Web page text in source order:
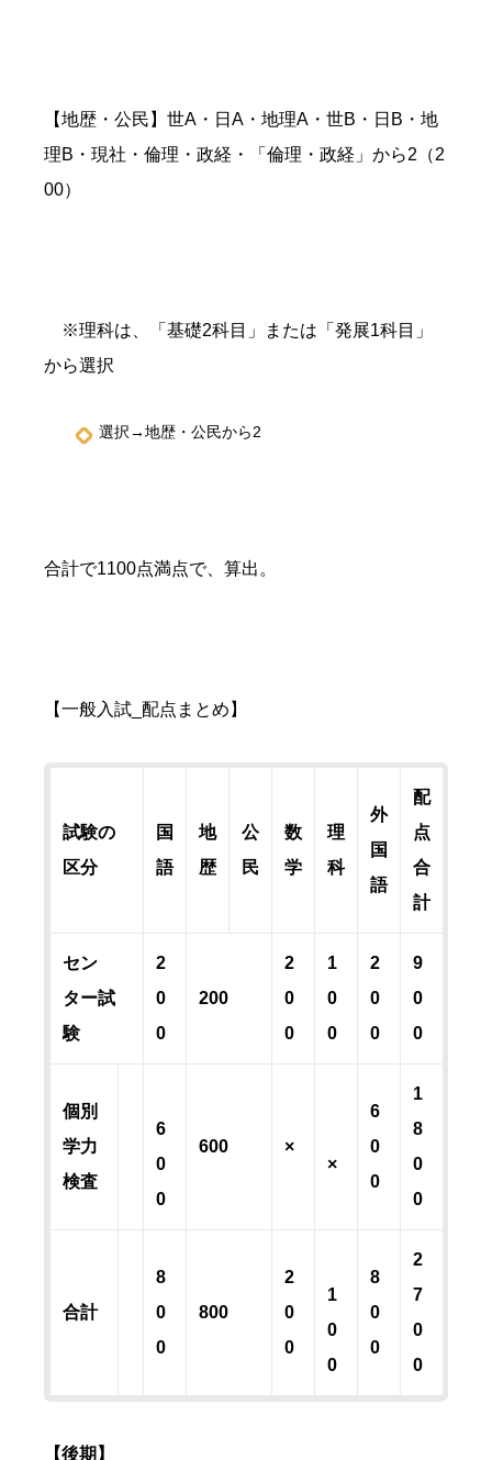
【地歴・公民】世A・日A・地理A・世B・日B・地
理B・現社・倫理・政経・「倫理・政経」から2（2
00）
※理科は、「基礎2科目」または「発展1科目」
から選択
選択→地歴・公民から2
合計で1100点満点で、算出。
【一般入試_配点まとめ】
試験の
区分
国
語
地
歴
公
民
数
学
理
科
外
国
語
配
点
合
計
セン
ター試
験
2
0
0
200
2
0
0
1
0
0
2
0
0
9
0
0
個別
学力
検査
6
0
0
600
×
×
6
0
0
1
8
0
0
合計
8
0
0
800
2
0
0
1
0
0
8
0
0
2
7
0
0
【後期】